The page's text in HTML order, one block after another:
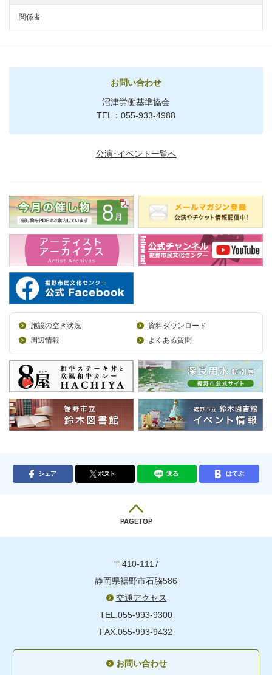
関係者
お問い合わせ
沼津労働基準協会
TEL：055-933-4988
公演･イベント一覧へ
施設の空き状況
資料ダウンロード
周辺情報
よくある質問
シェア ポスト 送る はてぶ
PAGETOP
〒410-1117
静岡県裾野市石脇586
交通アクセス
TEL.055-993-9300
FAX.055-993-9432
お問い合わせ